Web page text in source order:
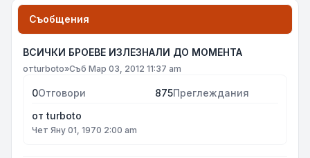
Съобщения
ВСИЧКИ БРОЕВЕ ИЗЛЕЗНАЛИ ДО МОМЕНТА
отturboto»Съб Мар 03, 2012 11:37 am
0Отговори 875Преглеждания
отturboto
Чет Яну 01, 1970 2:00 am